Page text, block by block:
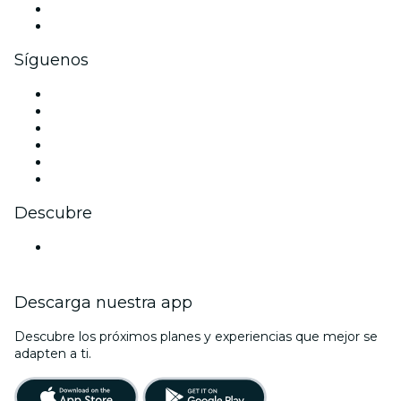
Síguenos
Descubre
Descarga nuestra app
Descubre los próximos planes y experiencias que mejor se
adapten a ti.